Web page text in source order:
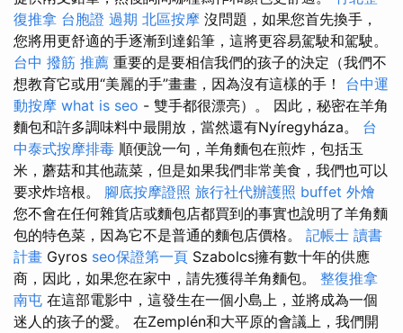
復推拿 台胞證 過期 北區按摩 沒問題，如果您首先換手，
您將用更舒適的手逐漸到達鉛筆，這將更容易駕駛和駕駛。
台中 撥筋 推薦 重要的是要相信我們的孩子的決定（我們不
想教育它或用“美麗的手”畫畫，因為沒有這樣的手！ 台中運
動按摩 what is seo - 雙手都很漂亮）。 因此，秘密在羊角
麵包和許多調味料中最開放，當然還有Nyíregyháza。 台
中泰式按摩排毒 順便說一句，羊角麵包在煎炸，包括玉
米，蘑菇和其他蔬菜，但是如果我們非常美食，我們也可以
要求炸培根。 腳底按摩證照 旅行社代辦護照 buffet 外燴
您不會在任何雜貨店或麵包店都買到的事實也說明了羊角麵
包的特色菜，因為它不是普通的麵包店價格。 記帳士 讀書
計畫 Gyros seo保證第一頁 Szabolcs擁有數十年的供應
商，因此，如果您在家中，請先獲得羊角麵包。 整復推拿
南屯 在這部電影中，這發生在一個小島上，並將成為一個
迷人的孩子的愛。 在Zemplén和大平原的會議上，我們開